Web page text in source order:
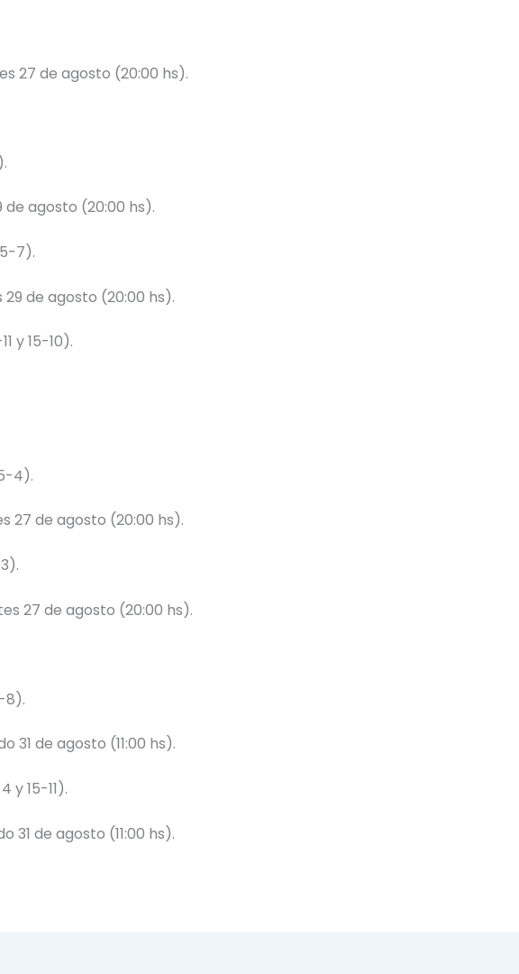
27 de agosto (20:00 hs).
de agosto (20:00 hs).
7).
29 de agosto (20:00 hs).
y 15-10).
4).
27 de agosto (20:00 hs).
27 de agosto (20:00 hs).
8).
31 de agosto (11:00 hs).
y 15-11).
31 de agosto (11:00 hs).